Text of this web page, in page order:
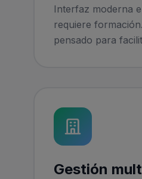
Interfaz moderna
requiere
pensado para
Gestión